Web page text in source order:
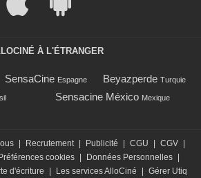
À L'ÉTRANGER
SensaCine Espagne Beyazperde Turquie
Sensacine México Mexique
Recrutement Publicité CGU CGV
Préférences cookies Données Personnelles
d'écriture Les services AlloCiné Gérer Utiq